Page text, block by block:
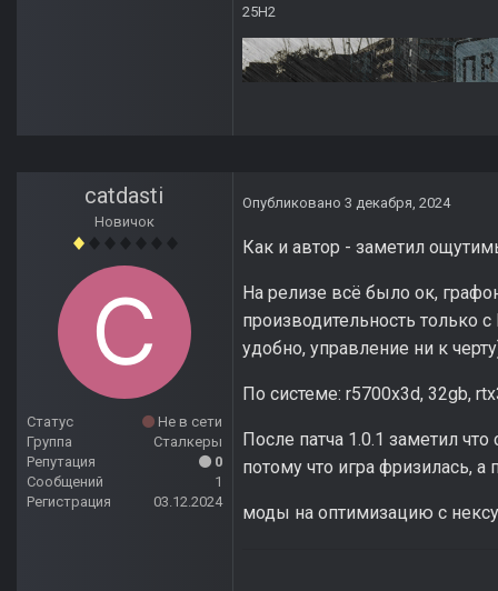
25H2
catdasti
Новичок
Статус
Не в сети
Группа
Сталкеры
Репутация
0
Сообщений
1
Регистрация
03.12.2024
Опубликовано 3 декабря, 2024
Как и автор - заметил
На релизе всё было ок,
производительность только
удобно, управление ни к
По системе: r5700x3d, 32gb,
После патча 1.0.1 заметил
потому что игра фризилась,
моды на оптимизацию с